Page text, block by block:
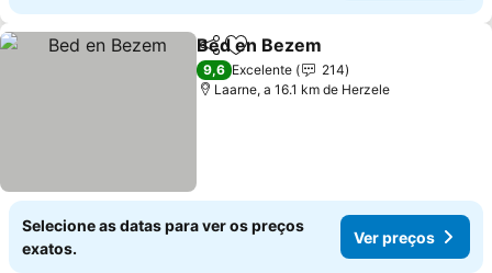
PartilharAdicionar aos favoritos
Bed en Bezem
9,6 Excelente
214
Laarne, a 16.1 km de Herzele
Selecione as datas para ver os preços
exatos.
Ver preços